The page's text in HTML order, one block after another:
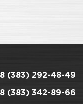
8 (383) 292-48-49
8 (383) 342-89-66